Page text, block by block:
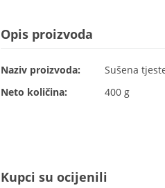
Opis proizvoda
Naziv proizvoda:
Sušena
Neto količina:
400 g
Kupci su ocijenili